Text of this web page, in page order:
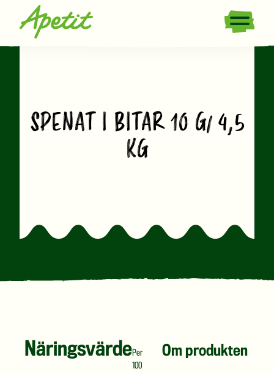
SPENAT I BITAR 10 G/ 4,5
KG
Om produkten
NäringsvärdePer
100